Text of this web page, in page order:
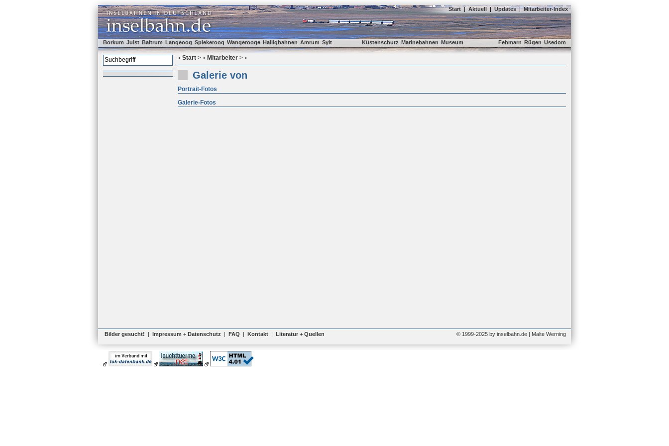
Start | Aktuell | Updates | Mitarbeiter-Index
Borkum Juist Baltrum Langeoog Spiekeroog Wangerooge Halligbahnen Amrum Sylt Küstenschutz Marinebahnen Museum Fehmarn Rügen Usedom
Start > Mitarbeiter >
Galerie von
Portrait-Fotos
Galerie-Fotos
Bilder gesucht! | Impressum + Datenschutz | FAQ | Kontakt | Literatur + Quellen © 1999-2025 by inselbahn.de | Malte Werning